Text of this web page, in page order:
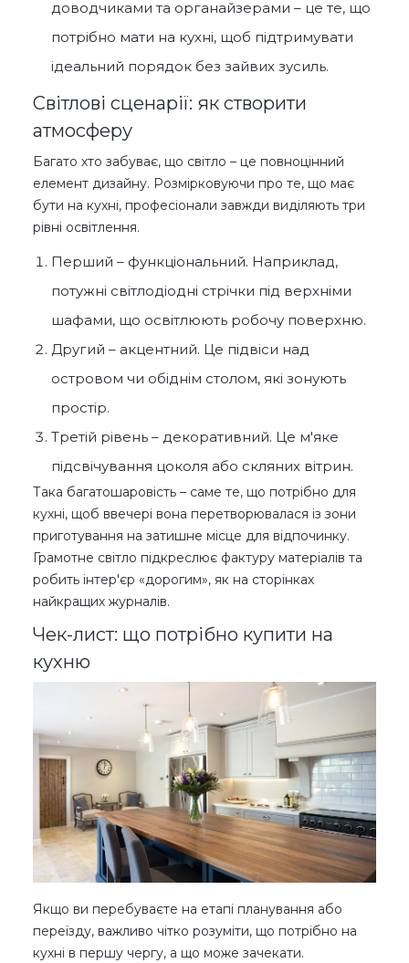
доводчиками та органайзерами – це те, що
потрібно мати на кухні, щоб підтримувати
ідеальний порядок без зайвих зусиль.
Світлові сценарії: як створити
атмосферу
Багато хто забуває, що світло – це повноцінний
елемент дизайну. Розмірковуючи про те, що має
бути на кухні, професіонали завжди виділяють три
рівні освітлення.
Перший – функціональний. Наприклад,
потужні світлодіодні стрічки під верхніми
шафами, що освітлюють робочу поверхню.
Другий – акцентний. Це підвіси над
островом чи обіднім столом, які зонують
простір.
Третій рівень – декоративний. Це м'яке
підсвічування цоколя або скляних вітрин.
Така багатошаровість – саме те, що потрібно для
кухні, щоб ввечері вона перетворювалася із зони
приготування на затишне місце для відпочинку.
Грамотне світло підкреслює фактуру матеріалів та
робить інтер'єр «дорогим», як на сторінках
найкращих журналів.
Чек-лист: що потрібно купити на
кухню
Якщо ви перебуваєте на етапі планування або
переїзду, важливо чітко розуміти, що потрібно на
кухні в першу чергу, а що може зачекати.